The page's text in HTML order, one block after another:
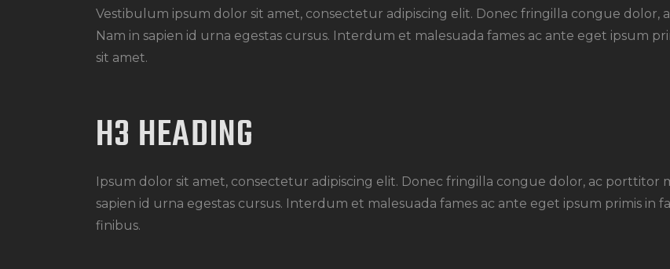
Vestibulum ipsum dolor sit amet, consectetur adipiscing elit. Donec fringilla congue dolor,
Nam in sapien id urna egestas cursus. Interdum et malesuada fames ac ante eget ipsum
sit amet.
H3 HEADING
Ipsum dolor sit amet, consectetur adipiscing elit. Donec fringilla congue dolor, ac porttitor
sapien id urna egestas cursus. Interdum et malesuada fames ac ante eget ipsum primis in
finibus.